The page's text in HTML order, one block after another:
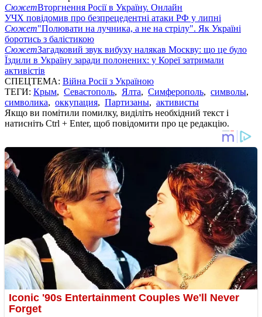
СюжетВторгнення Росії в Україну. Онлайн
УЧХ повідомив про безпрецедентні атаки РФ у липні
Сюжет"Полювати на лучника, а не на стрілу". Як Україні
боротись з балістикою
СюжетЗагадковий звук вибуху налякав Москву: що це було
Їздили в Україну заради полонених: у Кореї затримали
активістів
СПЕЦТЕМА: Війна Росії з Україною
ТЕГИ: Крым, Севастополь, Ялта, Симферополь, символы,
символика, оккупация, Партизаны, активисты
Якщо ви помітили помилку, виділіть необхідний текст і
натисніть Ctrl + Enter, щоб повідомити про це редакцію.